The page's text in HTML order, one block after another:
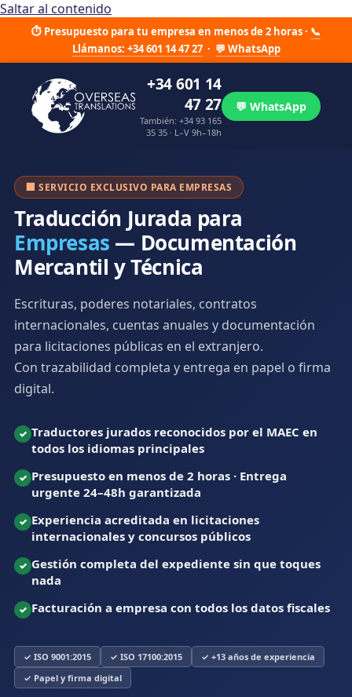
Saltar al contenido
⏱ Presupuesto para tu empresa en menos de 2 horas · 📞
Llámanos: +34 601 14 47 27· 💬 WhatsApp
+34 601 14
47 27
También: +34 93 165
35 35 · L–V 9h–18h
💬 WhatsApp
🏢 SERVICIO EXCLUSIVO PARA EMPRESAS
Traducción Jurada para
Empresas — Documentación
Mercantil y Técnica
Escrituras, poderes notariales, contratos
internacionales, cuentas anuales y documentación
para licitaciones públicas en el extranjero.
Con trazabilidad completa y entrega en papel o firma
digital.
Traductores jurados reconocidos por el MAEC en
todos los idiomas principales
Presupuesto en menos de 2 horas · Entrega
urgente 24–48h garantizada
Experiencia acreditada en licitaciones
internacionales y concursos públicos
Gestión completa del expediente sin que toques
nada
Facturación a empresa con todos los datos fiscales
✓ ISO 9001:2015 ✓ ISO 17100:2015
✓ +13 años de experiencia
✓ Papel y firma digital